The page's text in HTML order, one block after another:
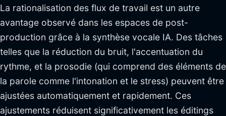
La rationalisation des flux de travail est un autre
avantage observé dans les espaces de post-
production grâce à la synthèse vocale IA. Des tâches
telles que la réduction du bruit, l'accentuation du
rythme, et la prosodie (qui comprend des éléments de
la parole comme l'intonation et le stress) peuvent être
ajustées automatiquement et rapidement. Ces
ajustements réduisent significativement les éditings